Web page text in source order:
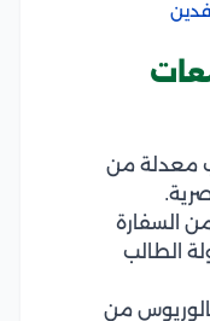
معدلة من
السفارة
الطالب
من